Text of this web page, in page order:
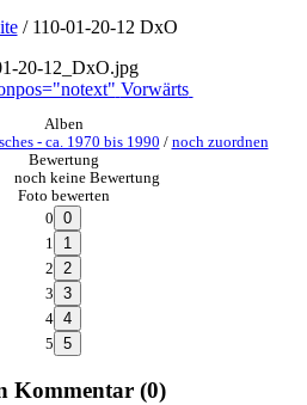
/ 110-01-20-12 DxO
Vorwärts
Alben
- ca. 1970 bis 1990 / noch zuordnen
Bewertung
noch keine Bewertung
Foto bewerten
0
1
2
3
4
5
Kommentar (0)